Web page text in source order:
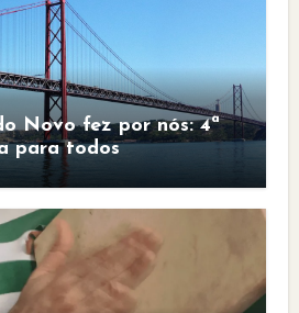
Novo fez por nós: 4ª
para todos